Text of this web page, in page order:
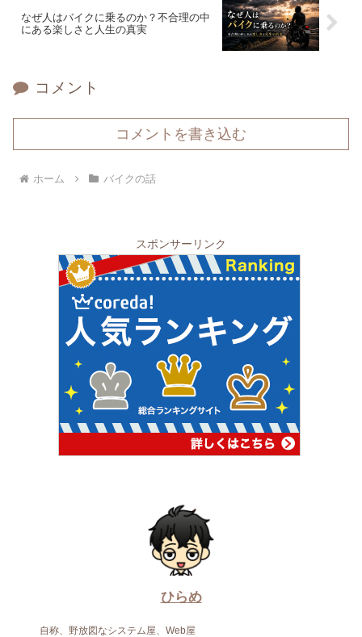
なぜ人はバイクに乗るのか？不合理の中
にある楽しさと人生の真実
コメント
コメントを書き込む
ホーム バイクの話
スポンサーリンク
ひらめ
自称、野放図なシステム屋、Web屋